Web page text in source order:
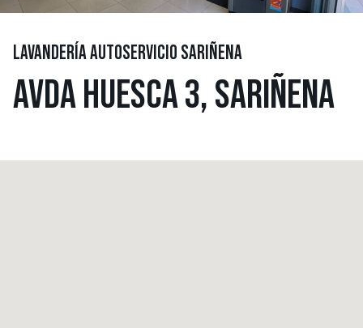
LAVANDERÍA AUTOSERVICIO SARIÑENA
AVDA HUESCA 3, SARIÑENA